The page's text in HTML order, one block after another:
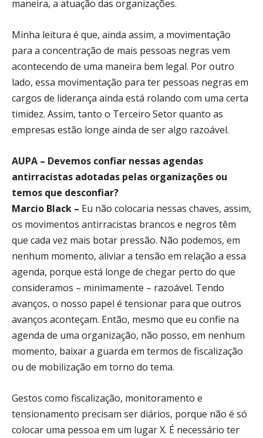
maneira, a atuação das organizações.
Minha leitura é que, ainda assim, a movimentação
para a concentração de mais pessoas negras vem
acontecendo de uma maneira bem legal. Por outro
lado, essa movimentação para ter pessoas negras em
cargos de liderança ainda está rolando com uma certa
timidez. Assim, tanto o Terceiro Setor quanto as
empresas estão longe ainda de ser algo razoável.
AUPA – Devemos confiar nessas agendas
antirracistas adotadas pelas organizações ou
temos que desconfiar?
Marcio Black – Eu não colocaria nessas chaves, assim,
os movimentos antirracistas brancos e negros têm
que cada vez mais botar pressão. Não podemos, em
nenhum momento, aliviar a tensão em relação a essa
agenda, porque está longe de chegar perto do que
consideramos – minimamente – razoável. Tendo
avanços, o nosso papel é tensionar para que outros
avanços aconteçam. Então, mesmo que eu confie na
agenda de uma organização, não posso, em nenhum
momento, baixar a guarda em termos de fiscalização
ou de mobilização em torno do tema.
Gestos como fiscalização, monitoramento e
tensionamento precisam ser diários, porque não é só
colocar uma pessoa em um lugar X. É necessário ter